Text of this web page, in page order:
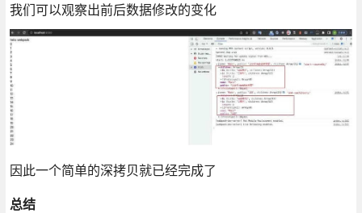
我们可以观察出前后数据修改的变化
因此一个简单的深拷贝就已经完成了
总结